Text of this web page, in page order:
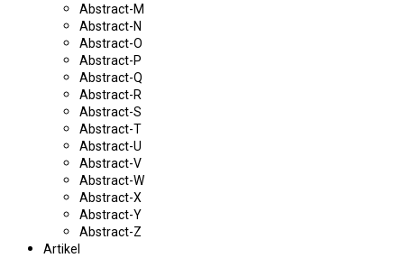
Abstract-M
Abstract-N
Abstract-O
Abstract-P
Abstract-Q
Abstract-R
Abstract-S
Abstract-T
Abstract-U
Abstract-V
Abstract-W
Abstract-X
Abstract-Y
Abstract-Z
Artikel